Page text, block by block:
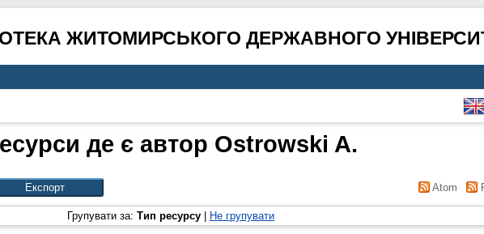
ЖИТОМИРСЬКОГО ДЕРЖАВНОГО
де є автор Ostrowski A.
Atom
Групувати за: Тип ресурсу Не групувати